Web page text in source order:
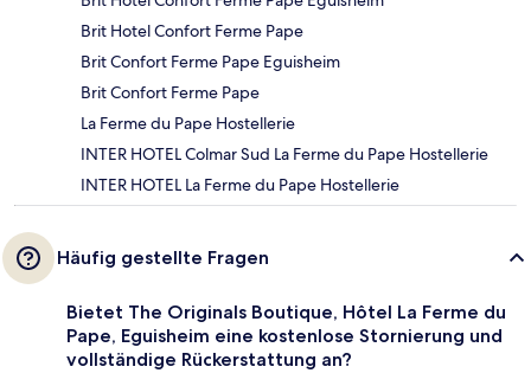
Brit Hotel Confort Ferme Pape
Brit Confort Ferme Pape Eguisheim
Brit Confort Ferme Pape
La Ferme du Pape Hostellerie
INTER HOTEL Colmar Sud La Ferme du Pape Hostellerie
INTER HOTEL La Ferme du Pape Hostellerie
Häufig gestellte Fragen
Bietet The Originals Boutique, Hôtel La Ferme du
Pape, Eguisheim eine kostenlose Stornierung und
vollständige Rückerstattung an?